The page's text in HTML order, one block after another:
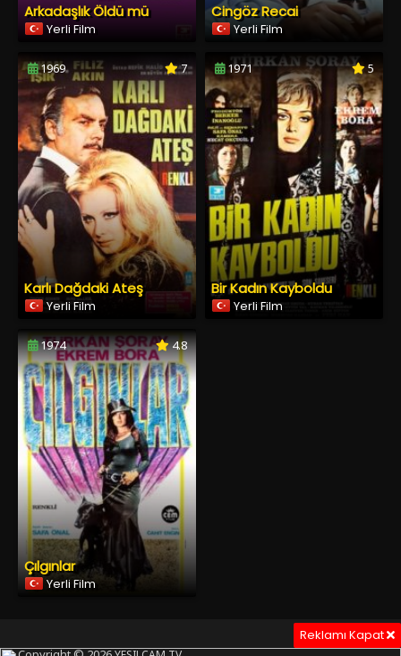
Arkadaşlık Öldü mü
Yerli Film
Cingöz Recai
Yerli Film
1969 7
Karlı Dağdaki Ateş
Yerli Film
1971 5
Bir Kadın Kayboldu
Yerli Film
1974 4.8
Çılgınlar
Yerli Film
Reklamı Kapat